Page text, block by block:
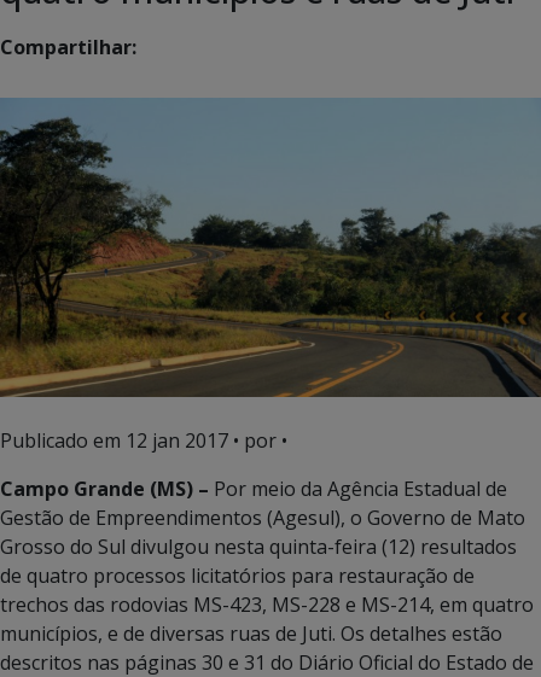
Compartilhar:
Publicado em 12 jan 2017 • por •
Campo Grande (MS) – Por meio da Agência Estadual de
Gestão de Empreendimentos (Agesul), o Governo de Mato
Grosso do Sul divulgou nesta quinta-feira (12) resultados
de quatro processos licitatórios para restauração de
trechos das rodovias MS-423, MS-228 e MS-214, em quatro
municípios, e de diversas ruas de Juti. Os detalhes estão
descritos nas páginas 30 e 31 do Diário Oficial do Estado de